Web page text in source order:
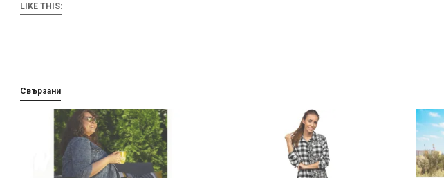
LIKE THIS:
Свързани